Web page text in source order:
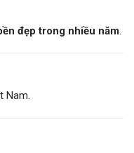
đẹp trong nhiều năm.
Nam.